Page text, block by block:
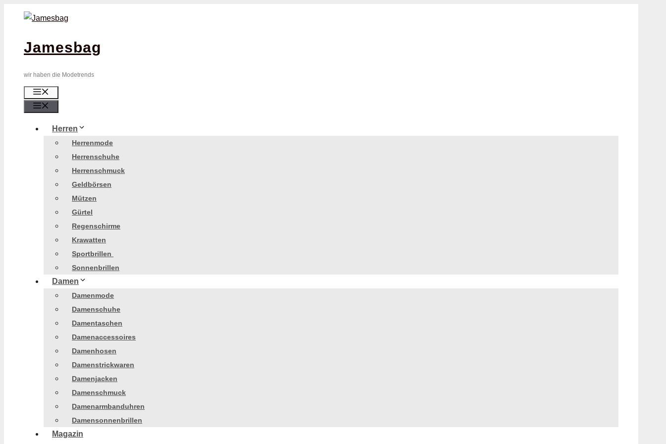
Jamesbag
wir haben die Modetrends
Herren
Herrenmode
Herrenschuhe
Herrenschmuck
Geldbörsen
Mützen
Gürtel
Regenschirme
Krawatten
Sportbrillen
Sonnenbrillen
Damen
Damenmode
Damenschuhe
Damentaschen
Damenaccessoires
Damenhosen
Damenstrickwaren
Damenjacken
Damenschmuck
Damenarmbanduhren
Damensonnenbrillen
Magazin